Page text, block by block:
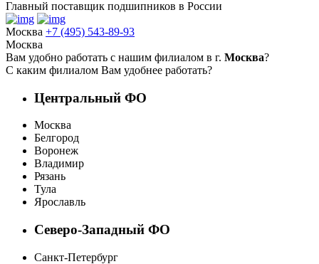
Главный поставщик подшипников в России
Москва +7 (495) 543-89-93
Москва
Вам удобно работать с нашим филиалом в г. Москва?
С каким филиалом Вам удобнее работать?
Центральный ФО
Москва
Белгород
Воронеж
Владимир
Рязань
Тула
Ярославль
Северо-Западный ФО
Санкт-Петербург